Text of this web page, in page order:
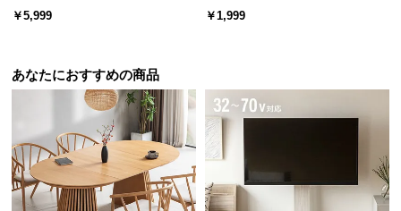
￥5,999
￥1,999
あなたにおすすめの商品